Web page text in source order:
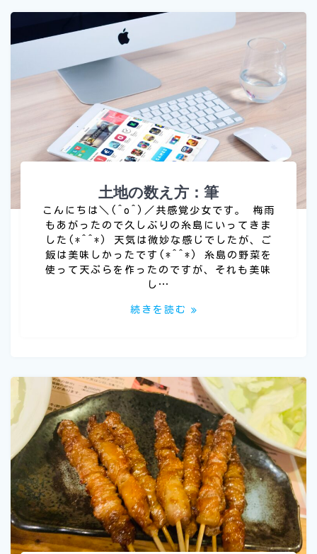
土地の数え方：筆
こんにちは＼(^o^)／共感覚少女です。 梅雨
もあがったので久しぶりの糸島にいってきま
した(*^^*) 天気は微妙な感じでしたが、ご
飯は美味しかったです(*^^*) 糸島の野菜を
使って天ぷらを作ったのですが、それも美味
し…
続きを読む